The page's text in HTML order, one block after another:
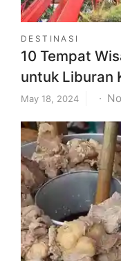
DESTINASI
10 Tempat
untuk Liburan
May 18, 2024